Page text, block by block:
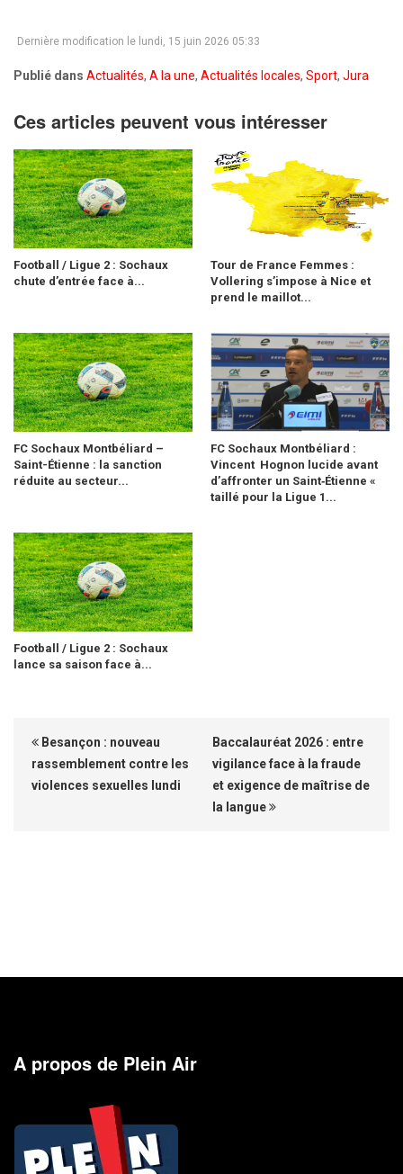
Dernière modification le lundi, 15 juin 2026 05:33
Publié dans Actualités, A la une, Actualités locales, Sport, Jura
Ces articles peuvent vous intéresser
Football / Ligue 2 : Sochaux
chute d’entrée face à...
Tour de France Femmes :
Vollering s’impose à Nice et
prend le maillot...
FC Sochaux Montbéliard –
Saint-Étienne : la sanction
réduite au secteur...
FC Sochaux Montbéliard :
Vincent Hognon lucide avant
d’affronter un Saint‑Étienne «
taillé pour la Ligue 1...
Football / Ligue 2 : Sochaux
lance sa saison face à...
Besançon : nouveau
rassemblement contre les
violences sexuelles lundi
Baccalauréat 2026 : entre
vigilance face à la fraude
et exigence de maîtrise de
la langue
A propos de Plein Air